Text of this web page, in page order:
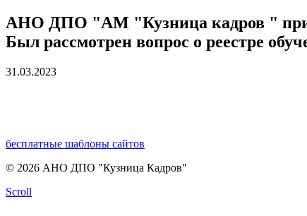
АНО ДПО "АМ "Кузница кадров "
Был рассмотрен вопрос о реестре
31.03.2023
бесплатные шаблоны сайтов
© 2026 АНО ДПО "Кузница Кадров"
Scroll